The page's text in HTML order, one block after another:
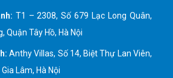
T1 – 2308, Số 679 Lạc Long Quân,
Quận Tây Hồ, Hà Nội
Anthy Villas, Số 14, Biệt Thự Lan Viên,
Lâm, Hà Nội